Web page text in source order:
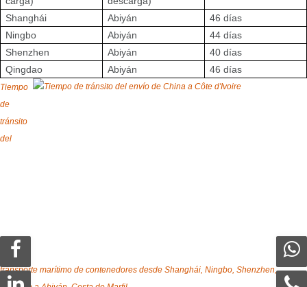
Shanghái
Abiyán
46 días
Ningbo
Abiyán
44 días
Shenzhen
Abiyán
40 días
Qingdao
Abiyán 46 días
Tiempo
de
tránsito
del
transporte marítimo de contenedores desde Shanghái, Ningbo, Shenzhen,